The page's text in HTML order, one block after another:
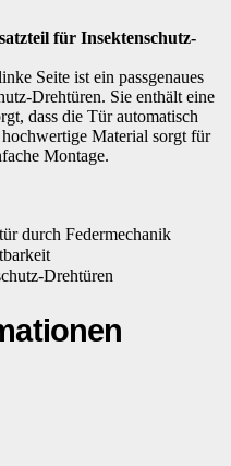
für Insektenschutz-
Seite ist ein passgenaues
Drehtüren. Sie enthält eine
dass die Tür automatisch
Material sorgt für
Montage.
durch Federmechanik
Drehtüren